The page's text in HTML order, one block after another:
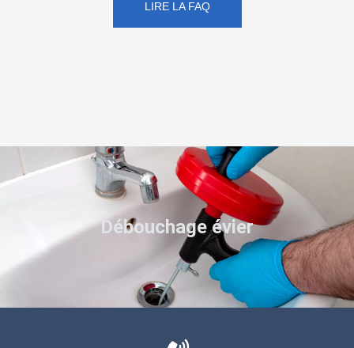
LIRE LA FAQ
Débouchage évier